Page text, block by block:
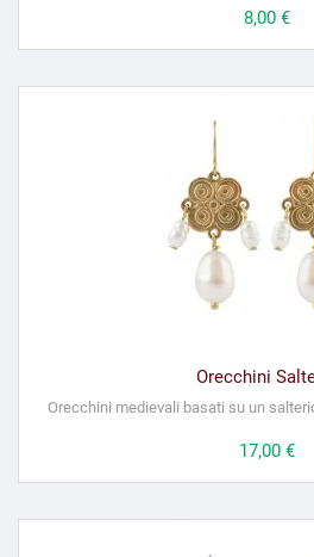
Prezzo
8,00 €
Orecchini
Orecchini medievali basati su un
Prezzo
17,00 €